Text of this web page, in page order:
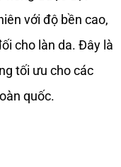
với độ bền cao,
cho làn da. Đây là
tối ưu cho các
quốc.